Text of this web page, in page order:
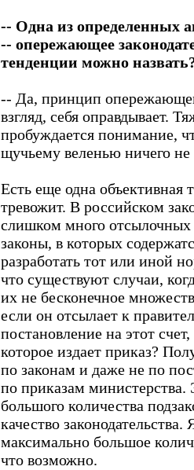
-- Одна из определенных
-- опережающее
тенденции можно
-- Да, принцип
взгляд, себя оправдывает.
пробуждается понимание,
щучьему веленью ничего не
Есть еще одна объективная
тревожит. В российском
слишком много
законы, в которых
разработать тот или иной
что существуют случаи,
их не бесконечное
если он отсылает к
постановление на этот
которое издает приказ?
по законам и даже не по
по приказам министерства.
большого количества
качество
максимально большое
что возможно.